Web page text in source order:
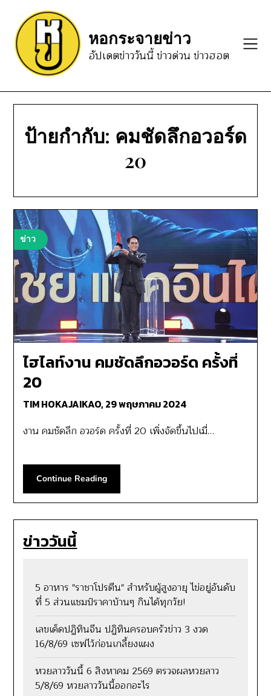
content
หอกระจายข่าว
อัปเดตข่าววันนี้ ข่าวด่วน ข่าวฮอต
ป้ายกำกับ: คมชัดลึกอวอร์ด
20
ข่าว
ไฮไลท์งาน คมชัดลึกอวอร์ด ครั้งที่
20
TIM HOKAJAIKAO,29 พฤษภาคม 2024
งาน คมชัดลึก อวอร์ด ครั้งที่ 20 เพิ่งจัดขึ้นไปเมื่…
Continue Reading
ข่าววันนี้
5 อาหาร "ราชาโปรตีน" สำหรับผู้สูงอายุ ไข่อยู่อันดับ
ที่ 5 ส่วนแชมป์ราคาบ้านๆ กินได้ทุกวัย!
เลขเด็ดปฏิทินจีน ปฏิทินครอบครัวข่าว 3 งวด
16/8/69 เซฟไว้ก่อนเกลี้ยงแผง
หวยลาววันนี้ 6 สิงหาคม 2569 ตรวจผลหวยลาว
5/8/69 หวยลาววันนี้ออกอะไร